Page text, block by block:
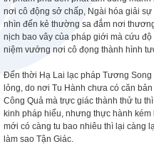
nơi cô động sở chấp, Ngài hóa giải
nhìn đến kẻ thường sa đắm nơi
nịch bao vây của pháp giới mà cứu
niệm vướng nơi cô đọng thành hình
Đến thời Hạ Lai lạc pháp Tương
lỏng, do nơi Tu Hành chưa có căn
Công Quả mà trực giác thành thử tu
kinh pháp hiểu, nhưng thực hành
mới có càng tu bao nhiêu thì lại càng
làm sao Tận Giác.